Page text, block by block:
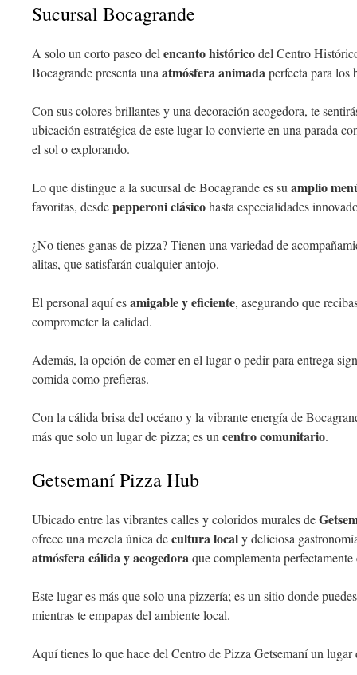
Sucursal Bocagrande
A solo un corto paseo del encanto históricodel Centro
Bocagrande presenta una atmósfera animadaperfecta para los
Con sus colores brillantes y una decoración acogedora, te
ubicación estratégica de este lugar lo convierte en una parada
el sol o explorando.
Lo que distingue a la sucursal de Bocagrande es su amplio
favoritas, desdepepperoni clásicohasta especialidades
¿No tienes ganas de pizza? Tienen una variedad de
alitas, que satisfarán cualquier antojo.
El personal aquí esamigable y eficiente, asegurando que
comprometer la calidad.
Además, la opción de comer en el lugar o pedir para entrega
comida como prefieras.
Con la cálida brisa del océano y la vibrante energía de
más que solo un lugar de pizza; es un centro comunitario.
Getsemaní Pizza Hub
Ubicado entre las vibrantes calles y coloridos murales de
ofrece una mezcla única decultura localy deliciosa
atmósfera cálida y acogedoraque complementa
Este lugar es más que solo una pizzería; es un sitio donde
mientras te empapas del ambiente local.
Aquí tienes lo que hace del Centro de Pizza Getsemaní un lugar